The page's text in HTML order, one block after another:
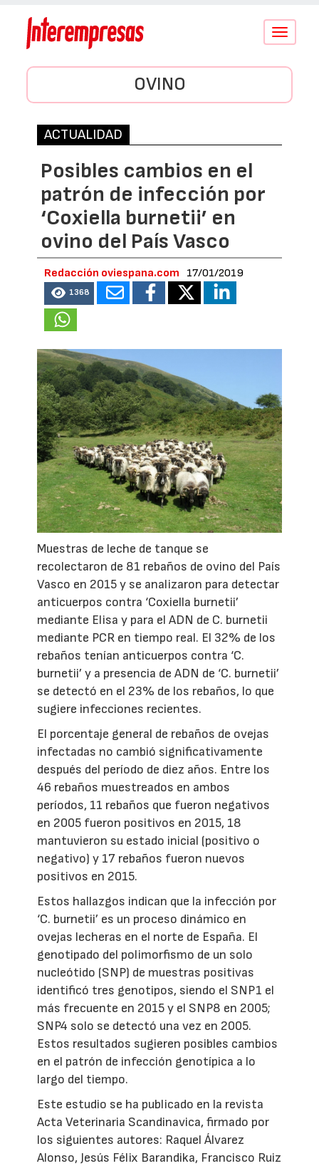
Conmutar
OVINO
ACTUALIDAD
Posibles cambios en el
patrón de infección por
‘Coxiella burnetii’ en
ovino del País Vasco
Redacción oviespana.com 17/01/2019
1368
Muestras de leche de tanque se
recolectaron de 81 rebaños de ovino del País
Vasco en 2015 y se analizaron para detectar
anticuerpos contra ‘Coxiella burnetii’
mediante Elisa y para el ADN de C. burnetii
mediante PCR en tiempo real. El 32% de los
rebaños tenían anticuerpos contra ‘C.
burnetii’ y a presencia de ADN de ‘C. burnetii’
se detectó en el 23% de los rebaños, lo que
sugiere infecciones recientes.
El porcentaje general de rebaños de ovejas
infectadas no cambió significativamente
después del período de diez años. Entre los
46 rebaños muestreados en ambos
períodos, 11 rebaños que fueron negativos
en 2005 fueron positivos en 2015, 18
mantuvieron su estado inicial (positivo o
negativo) y 17 rebaños fueron nuevos
positivos en 2015.
Estos hallazgos indican que la infección por
‘C. burnetii’ es un proceso dinámico en
ovejas lecheras en el norte de España. El
genotipado del polimorfismo de un solo
nucleótido (SNP) de muestras positivas
identificó tres genotipos, siendo el SNP1 el
más frecuente en 2015 y el SNP8 en 2005;
SNP4 solo se detectó una vez en 2005.
Estos resultados sugieren posibles cambios
en el patrón de infección genotípica a lo
largo del tiempo.
Este estudio se ha publicado en la revista
Acta Veterinaria Scandinavica, firmado por
los siguientes autores: Raquel Álvarez
Alonso, Jesús Félix Barandika, Francisco Ruiz